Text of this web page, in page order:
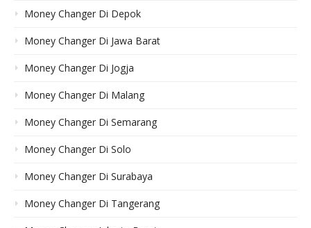
Money Changer Di Depok
Money Changer Di Jawa Barat
Money Changer Di Jogja
Money Changer Di Malang
Money Changer Di Semarang
Money Changer Di Solo
Money Changer Di Surabaya
Money Changer Di Tangerang